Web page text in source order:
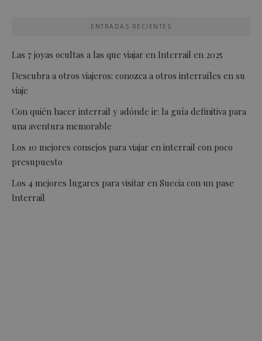
ENTRADAS RECIENTES
Las 7 joyas ocultas a las que viajar en Interrail en 2025
Descubra a otros viajeros: conozca a otros interraíles en su
viaje
Con quién hacer interrail y adónde ir: la guía definitiva para
una aventura memorable
Los 10 mejores consejos para viajar en interrail con poco
presupuesto
Los 4 mejores lugares para visitar en Suecia con un pase
Interrail